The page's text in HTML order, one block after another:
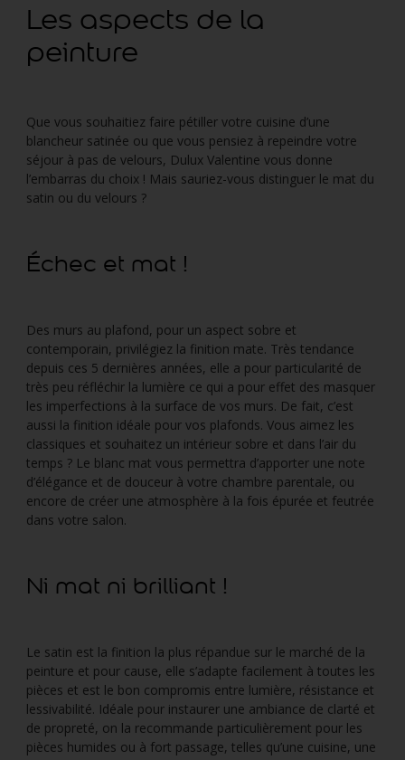
Les aspects de la
peinture
Que vous souhaitiez faire pétiller votre cuisine d’une
blancheur satinée ou que vous pensiez à repeindre votre
séjour à pas de velours, Dulux Valentine vous donne
l’embarras du choix ! Mais sauriez-vous distinguer le mat du
satin ou du velours ?
Échec et mat !
Des murs au plafond, pour un aspect sobre et
contemporain, privilégiez la finition mate. Très tendance
depuis ces 5 dernières années, elle a pour particularité de
très peu réfléchir la lumière ce qui a pour effet des masquer
les imperfections à la surface de vos murs. De fait, c’est
aussi la finition idéale pour vos plafonds. Vous aimez les
classiques et souhaitez un intérieur sobre et dans l’air du
temps ? Le blanc mat vous permettra d’apporter une note
d’élégance et de douceur à votre chambre parentale, ou
encore de créer une atmosphère à la fois épurée et feutrée
dans votre salon.
Ni mat ni brilliant !
Le satin est la finition la plus répandue sur le marché de la
peinture et pour cause, elle s’adapte facilement à toutes les
pièces et est le bon compromis entre lumière, résistance et
lessivabilité. Idéale pour instaurer une ambiance de clarté et
de propreté, on la recommande particulièrement pour les
pièces humides ou à fort passage, telles qu’une cuisine, une